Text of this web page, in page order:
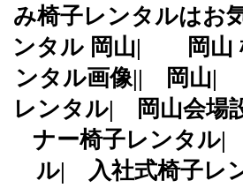
み椅子レンタルは
ンタル 岡山| 岡山
ンタル画像|| 岡山
レンタル| 岡山会
ナー椅子レンタル
ル| 入社式椅子レ